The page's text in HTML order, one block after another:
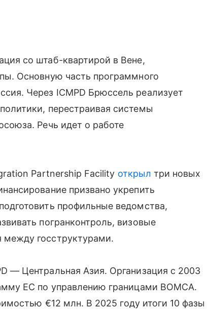
со штаб-квартирой в Вене,
Основную часть программного
Через ICMPD Брюссель реализует
перестраивая системы
Речь идет о работе
Partnership Facility открыл три новых
призвано укрепить
профильные ведомства,
погранконтроль, визовые
госструктурами.
— Центральная Азия. Организация с 2003
ЕС по управлению границами BOMCA.
€12 млн. В 2025 году итоги 10 фазы